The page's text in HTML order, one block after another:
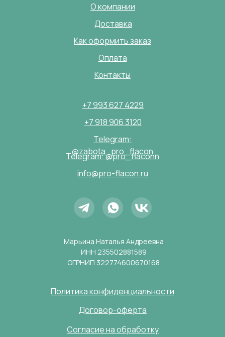
О компании
+7 918 906 3120
Политика конфиденциальности
+7 993 627 4229
Telegram:
@zabota_pro_flacon
Telegram: @pro_flaconn
info@pro-flacon.ru
Доставка
Оплата
Как оформить заказ
Контакты
Согласие на обработку
Договор-оферта
Марьина Наталья Андреевна
ИНН 235502881589
ОГРНИП 322774600670168